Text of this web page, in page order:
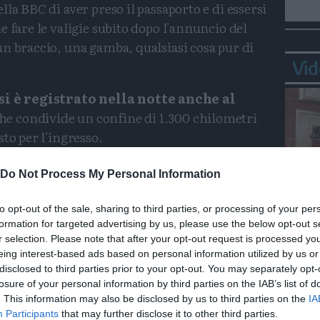
Do Not Process My Personal Information
opt-out of the sale, sharing to third parties, or processing of your
for targeted advertising by us, please use the below opt-out
selection. Please note that after your opt-out request is processed
interest-based ads based on personal information utilized by us
to third parties prior to your opt-out. You may separately
of your personal information by third parties on the IAB’s list of
This information may also be disclosed by us to third parties on the
Participants that may further disclose it to other third parties.
BBC di aver preso il passaporto e di essersi
fare le valigie subito dopo l'annuncio del
braccio, una gamba, qualsiasi cosa pur di
è registrato nella notte anche al
condivide un confine di 1.300 chilometri
per l'ingresso.
per lo studio della guerra) e del
già iniziato a infrangere i loro impegni
con esperienza militare e di non
pubblicati fuori dalla Russia mostrano la
dalle lezioni per la mobilitazione.
iniziato a consegnare avvisi di leva a tutti
le proteste in piazza. "L'approccio pesante
suscitando rabbia e sfiducia nell'opinione